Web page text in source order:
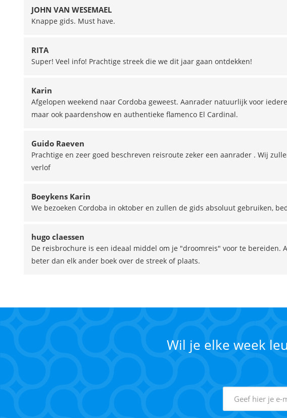
JOHN VAN WESEMAEL
Knappe gids. Must have.
RITA
Super! Veel info! Prachtige streek die we dit jaar gaan ontdekken!
Karin
Afgelopen weekend naar Cordoba geweest. Aanrader natuurlijk voor
maar ook paardenshow en authentieke flamenco El Cardinal.
Guido Raeven
Prachtige en zeer goed beschreven reisroute zeker een aanrader . Wij
verlof
Boeykens Karin
We bezoeken Cordoba in oktober en zullen de gids absoluut gebruiken,
hugo claessen
De reisbrochure is een ideaal middel om je "droomreis" voor te bereiden.
beter dan elk ander boek over de streek of plaats.
Wil je elke week